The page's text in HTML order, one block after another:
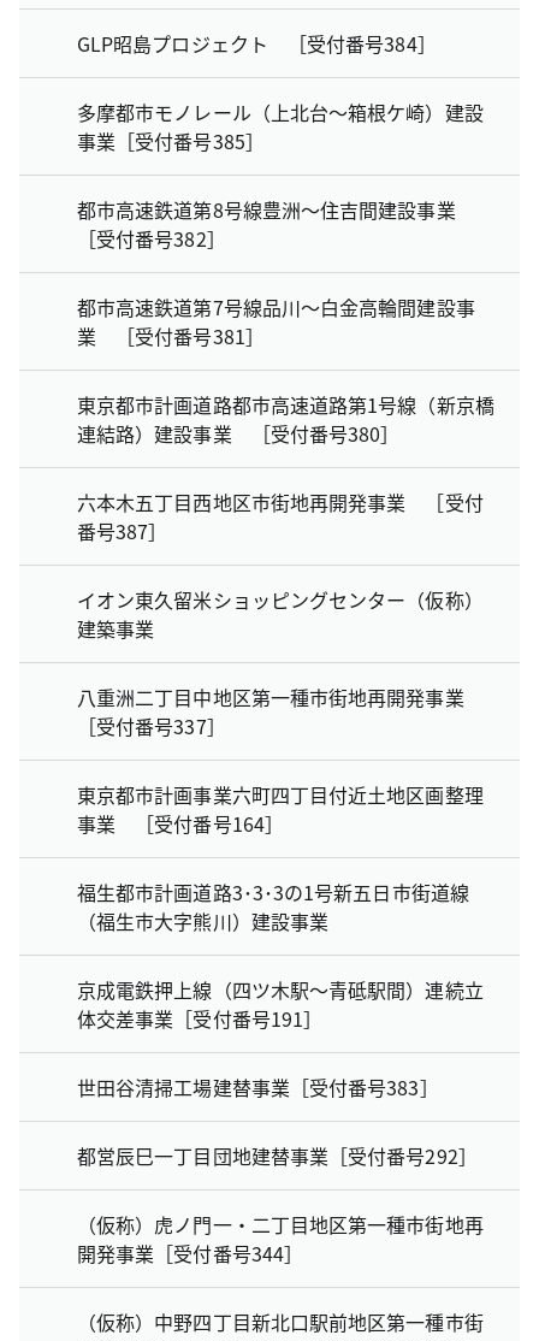
GLP昭島プロジェクト ［受付番号384］
多摩都市モノレール（上北台～箱根ケ崎）建設
事業［受付番号385］
都市高速鉄道第8号線豊洲～住吉間建設事業
［受付番号382］
都市高速鉄道第7号線品川～白金高輪間建設事
業 ［受付番号381］
東京都市計画道路都市高速道路第1号線（新京橋
連結路）建設事業 ［受付番号380］
六本木五丁目西地区市街地再開発事業 ［受付
番号387］
イオン東久留米ショッピングセンター（仮称）
建築事業
八重洲二丁目中地区第一種市街地再開発事業
［受付番号337］
東京都市計画事業六町四丁目付近土地区画整理
事業 ［受付番号164］
福生都市計画道路3･3･3の1号新五日市街道線
（福生市大字熊川）建設事業
京成電鉄押上線（四ツ木駅～青砥駅間）連続立
体交差事業［受付番号191］
世田谷清掃工場建替事業［受付番号383］
都営辰巳一丁目団地建替事業［受付番号292］
（仮称）虎ノ門一・二丁目地区第一種市街地再
開発事業［受付番号344］
（仮称）中野四丁目新北口駅前地区第一種市街